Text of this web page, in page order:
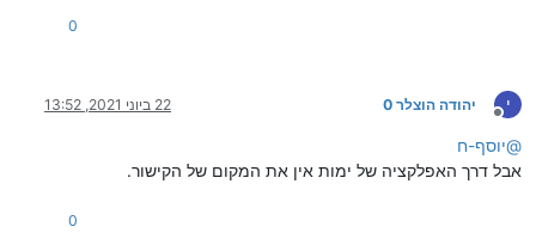
0
י
מנותק
יהודה הוצלר 0 22 ביוני 2021, 13:52
@יוסף-ח
אבל דרך האפלקציה של ימות אין את המקום של הקישור.
0